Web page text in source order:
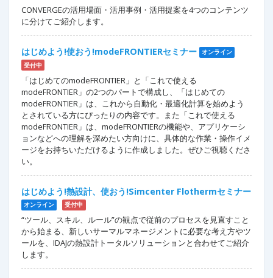
CONVERGEの活用場面・活用事例・活用提案を4つのコンテンツ
に分けてご紹介します。
はじめよう!使おう!modeFRONTIERセミナー オンライン
受付中
「はじめてのmodeFRONTIER」と「これで使える
modeFRONTIER」の2つのパートで構成し、「はじめての
modeFRONTIER」は、これから自動化・最適化計算を始めよう
とされている方にぴったりの内容です。また「これで使える
modeFRONTIER」は、modeFRONTIERの機能や、アプリケーシ
ョンなどへの理解を深めたい方向けに、具体的な作業・操作イメ
ージをお持ちいただけるように作成しました。ぜひご視聴くださ
い。
はじめよう!熱設計、使おう!Simcenter Flothermセミナー
オンライン 受付中
“ツール、スキル、ルール”の観点で従前のプロセスを見直すこと
から始まる、新しいサーマルマネージメントに必要な考え方やツ
ールを、IDAJの熱設計トータルソリューションと合わせてご紹介
します。